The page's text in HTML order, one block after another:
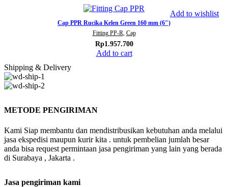
Cap PPR Rucika Kelen Green 160 mm (6″)
Fitting PP-R, Cap
Rp1.957.700
Add to cart
Add to wishlist
Shipping & Delivery
METODE PENGIRIMAN
Kami Siap membantu dan mendistribusikan kebutuhan anda melalui
jasa ekspedisi maupun kurir kita . untuk pembelian jumlah besar
anda bisa request permintaan jasa pengiriman yang lain yang berada
di Surabaya , Jakarta .
Jasa pengiriman kami